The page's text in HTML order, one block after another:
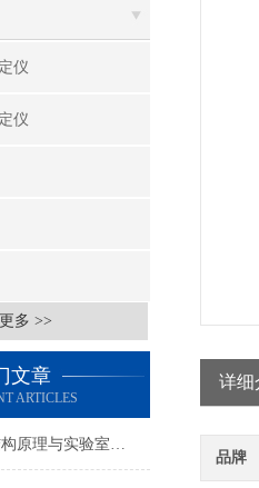
仪
仪
多 >>
文章
ARTICLES
TDZ5A离心机结构原理与实验室常规应用详解
详细
品牌